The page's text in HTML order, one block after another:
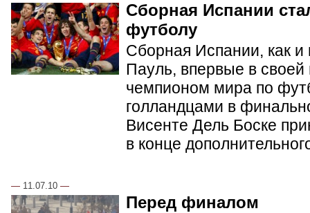
Сборная Испании
футболу
Сборная Испании, как и
Пауль, впервые в своей
чемпионом мира по
голландцами в
Висенте Дель Боске
в конце
— 11.07.10 —
Перед финалом